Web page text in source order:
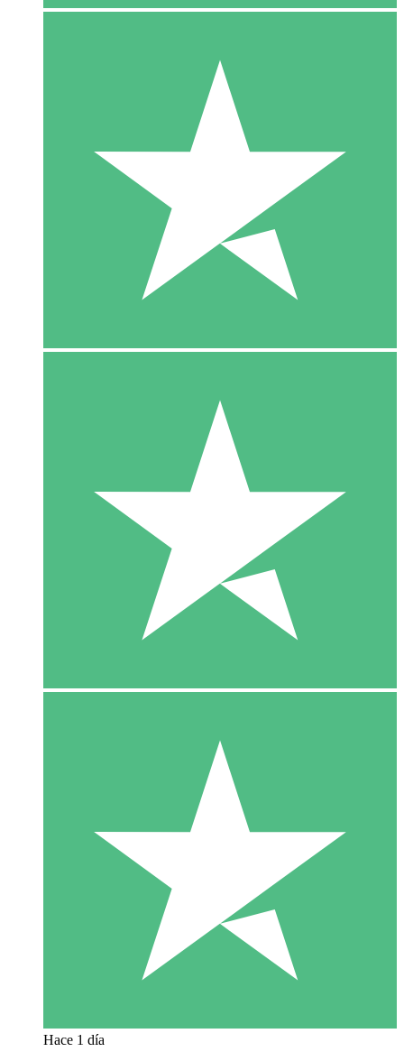
Hace 1 día